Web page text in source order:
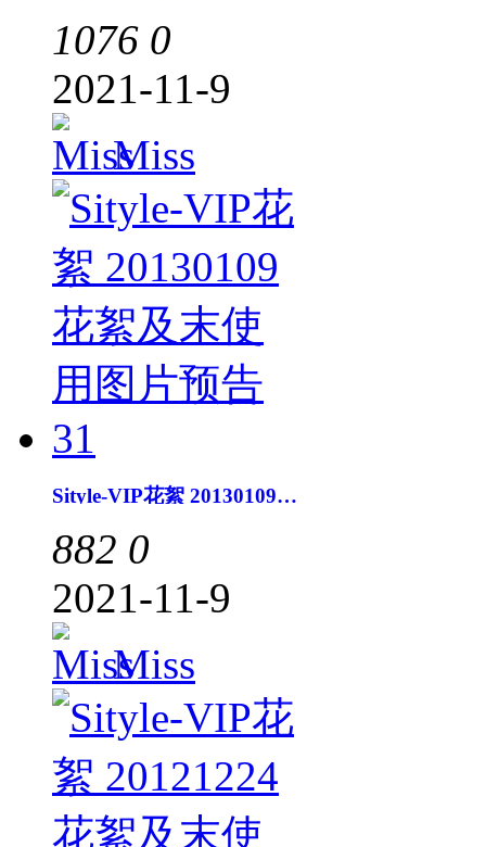
1076 0
2021-11-9
Miss
Sityle-VIP花絮 20130109花絮及末使用图片预告31
882 0
2021-11-9
Miss